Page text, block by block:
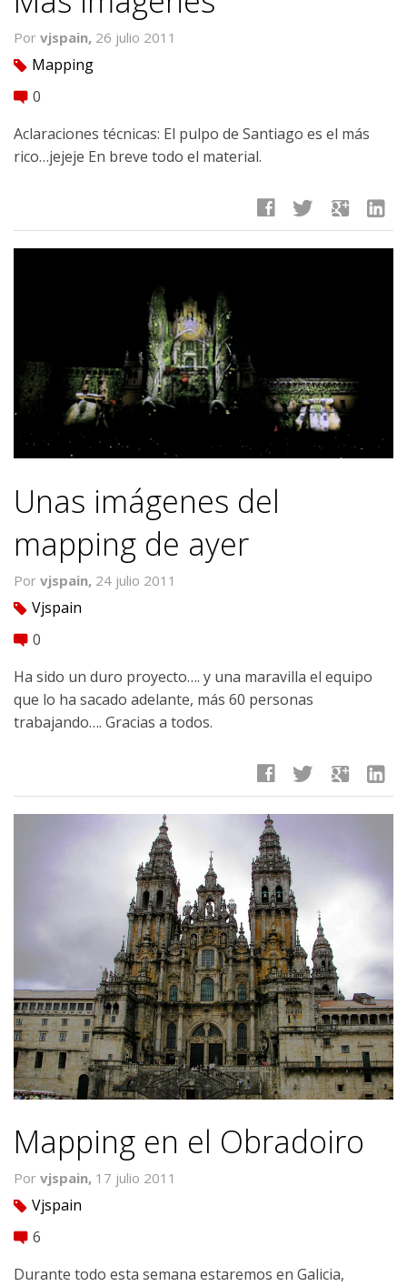
Por vjspain, 26 julio 2011
tag Mapping
comment 0
Aclaraciones técnicas: El pulpo de Santiago es el más
rico…jejeje En breve todo el material.
facebook twitter google linkedin
Unas imágenes del
mapping de ayer
Por vjspain, 24 julio 2011
tag Vjspain
comment 0
Ha sido un duro proyecto…. y una maravilla el equipo
que lo ha sacado adelante, más 60 personas
trabajando…. Gracias a todos.
facebook twitter google linkedin
Mapping en el Obradoiro
Por vjspain, 17 julio 2011
tag Vjspain
comment 6
Durante todo esta semana estaremos en Galicia,